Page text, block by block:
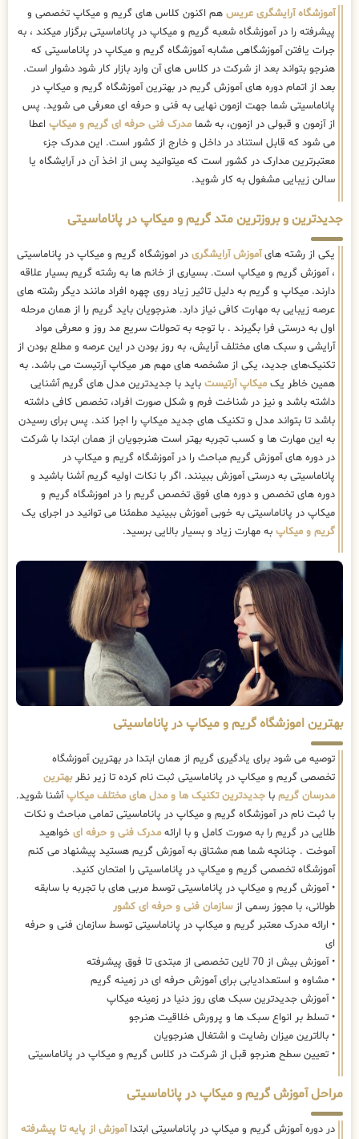
آموزشگاه آرایشگری عریس هم اکنون کلاس های گریم و میکاپ تخصصی و
پیشرفته را در آموزشگاه شعبه گریم و میکاپ در پاناماسیتی برگزار میکند ، به
جرات یافتن آموزشگاهی مشابه آموزشگاه گریم و میکاپ در پاناماسیتی که
هنرجو بتواند بعد از شرکت در کلاس های آن وارد بازار کار شود دشوار است.
بعد از اتمام دوره های آموزش گریم در بهترین آموزشگاه گریم و میکاپ در
پاناماسیتی شما جهت ازمون نهایی به فنی و حرفه ای معرفی می شوید. پس
از آزمون و قبولی در ازمون، به شما مدرک فنی حرفه ای گریم و میکاپ اعطا
می شود که قابل استناد در داخل و خارج از کشور است. این مدرک جزء
معتبرترین مدارک در کشور است که میتوانید پس از اخذ آن در آرایشگاه یا
سالن زیبایی مشغول به کار شوید.
جدیدترین و بروزترین متد گریم و میکاپ در پاناماسیتی
یکی از رشته هایآموزش آرایشگری در اموزشگاه گریم و میکاپ در پاناماسیتی
، آموزش گریم و میکاپ است. بسیاری از خانم ها به رشته گریم بسیار علاقه
دارند. میکاپ و گریم به دلیل تاثیر زیاد روی چهره افراد مانند دیگر رشته های
عرصه زیبایی به مهارت کافی نیاز دارد. هنرجویان باید گریم را از همان مرحله
اول به درستی فرا بگیرند . با توجه به تحولات سریع مد روز و معرفی مواد
آرایشی و سبک های مختلف آرایش، به روز بودن در این عرصه و مطلع بودن از
تکنیک‌های جدید، یکی از مشخصه های مهم هر میکاپ آرتیست می باشد. به
همین خاطر یک میکاپ آرتیست باید با جدیدترین مدل های گریم آشنایی
داشته باشد و نیز در شناخت فرم و شکل صورت افراد، تخصص کافی داشته
باشد تا بتواند مدل و تکنیک های جدید میکاپ را اجرا کند. پس برای رسیدن
به این مهارت ها و کسب تجربه بهتر است هنرجویان از همان ابتدا با شرکت
در دوره های آموزش گریم مباحث را در آموزشگاه گریم و میکاپ در
پاناماسیتی به درستی آموزش ببینند. اگر با نکات اولیه گریم آشنا باشید و
دوره های تخصص و دوره های فوق تخصص گریم را در اموزشگاه گریم و
میکاپ در پاناماسیتی به خوبی آموزش ببینید مطمئنا می توانید در اجرای یک
گریم و میکاپ به مهارت زیاد و بسیار بالایی برسید.
بهترین اموزشگاه گریم و میکاپ در پاناماسیتی
توصیه می شود برای یادگیری گریم از همان ابتدا در بهترین آموزشگاه
تخصصی گریم و میکاپ در پاناماسیتی ثبت نام کرده تا زیر نظربهترین
مدرسان گریم با جدیدترین تکنیک ها و مدل های مختلف میکاپآشنا شوید.
با ثبت نام در آموزشگاه گریم و میکاپ در پاناماسیتی تمامی مباحث و نکات
طلایی در گریم را به صورت کامل و با ارائه مدرک فنی و حرفه ای خواهید
آموخت . چنانچه شما هم مشتاق به آموزش گریم هستید پیشنهاد می کنم
آموزشگاه تخصصی گریم و میکاپ در پاناماسیتی را امتحان کنید.
• آموزش گریم و میکاپ در پاناماسیتی توسط مربی های با تجربه با سابقه
طولانی، با مجوز رسمی ازسازمان فنی و حرفه ای کشور
• ارائه مدرک معتبر گریم و میکاپ در پاناماسیتی توسط سازمان فنی و حرفه
ای
• آموزش بیش از 70 لاین تخصصی از مبتدی تا فوق پیشرفته
• مشاوه و استعدادیابی برای آموزش حرفه ای در زمینه گریم
• آموزش جدیدترین سبک های روز دنیا در زمینه میکاپ
• تسلط بر انواع سبک ها و پرورش خلاقیت هنرجو
• بالاترین میزان رضایت و اشتغال هنرجویان
• تعیین سطح هنرجو قبل از شرکت در کلاس گریم و میکاپ در پاناماسیتی
مراحل آموزش گریم و میکاپ در پاناماسیتی
در دوره آموزش گریم و میکاپ در پاناماسیتی ابتداآموزش از پایه تا پیشرفته